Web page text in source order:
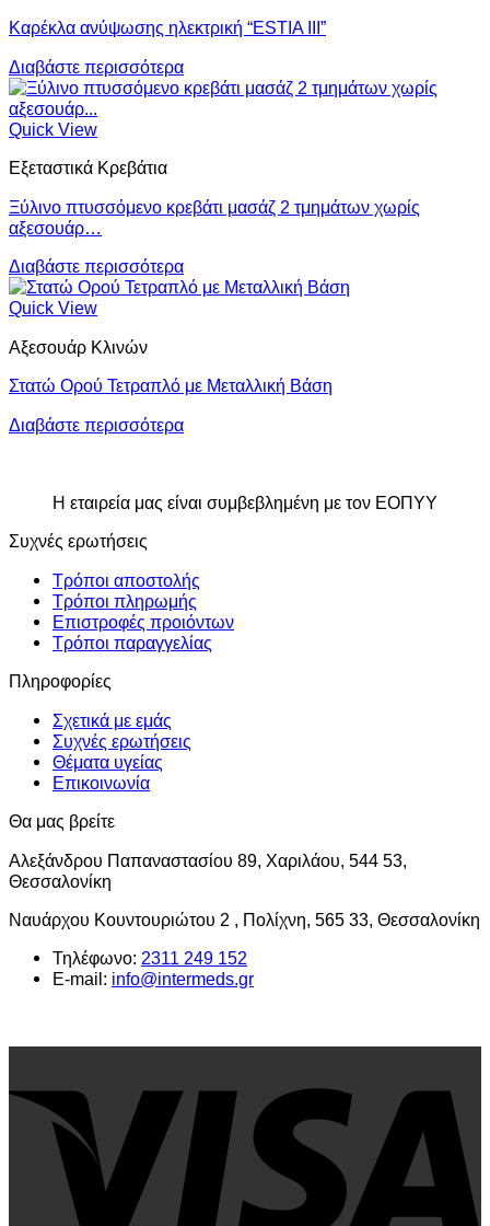
Καρέκλα ανύψωσης ηλεκτρική “ESTIA III”
Διαβάστε περισσότερα
Quick View
Εξεταστικά Κρεβάτια
Ξύλινο πτυσσόμενο κρεβάτι μασάζ 2 τμημάτων χωρίς
αξεσουάρ…
Διαβάστε περισσότερα
Quick View
Αξεσουάρ Κλινών
Στατώ Ορού Τετραπλό με Μεταλλική Βάση
Διαβάστε περισσότερα
Η εταιρεία μας είναι συμβεβλημένη με τον ΕΟΠΥΥ
Συχνές ερωτήσεις
Τρόποι αποστολής
Τρόποι πληρωμής
Επιστροφές προιόντων
Τρόποι παραγγελίας
Πληροφορίες
Σχετικά με εμάς
Συχνές ερωτήσεις
Θέματα υγείας
Επικοινωνία
Θα μας βρείτε
Αλεξάνδρου Παπαναστασίου 89, Χαριλάου, 544 53,
Θεσσαλονίκη
Ναυάρχου Κουντουριώτου 2 , Πολίχνη, 565 33, Θεσσαλονίκη
Τηλέφωνο: 2311 249 152
E-mail: info@intermeds.gr